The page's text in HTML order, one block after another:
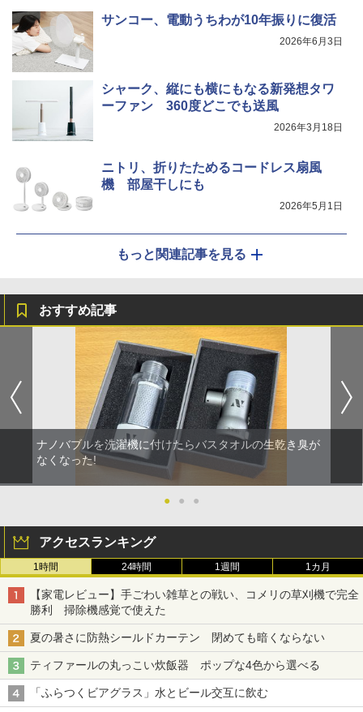
サンコー、電動うちわが10年振りに復活
2026年6月3日
シャーク、縦にも横にもなる新発想タワ
ーファン 360度どこでも送風
2026年3月18日
ニトリ、折りたためるコードレス扇風
機 部屋干しにも
2026年5月1日
もっと関連記事を見る
おすすめ記事
ナノバブルを洗濯機に付けたらバスタオルの生乾き臭が
なくなった!
● ● ●
アクセスランキング
1時間 24時間 1週間 1カ月
【家電レビュー】手ごわい雑草との戦い、コメリの草刈機で完全
勝利 掃除機感覚で使えた
夏の暑さに防熱シールドカーテン 閉めても暗くならない
ティファールの丸っこい炊飯器 ポップな4色から選べる
「ふらつくビアグラス」水とビール交互に飲む